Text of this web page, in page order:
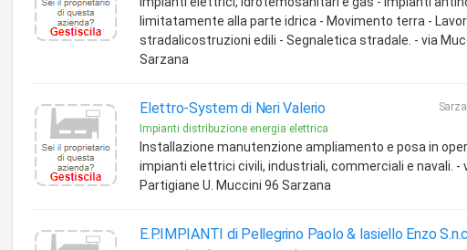
limitatamente alla parte idrica - Movimento terra -
stradalicostruzioni edili - Segnaletica stradale. - via
Sarzana
Elettro-System di Neri Valerio
Impianti distribuzione energia elettrica
Installazione manutenzione ampliamento e posa in
impianti elettrici civili, industriali, commerciali e navali. -
Partigiane U. Muccini 96 Sarzana
E.P.IMPIANTI di Pellegrino Paolo & Iasiello Enzo S.n.c